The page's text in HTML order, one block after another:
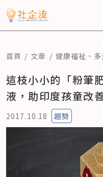
首頁 文章 健康福祉 、
這枝小小的「粉筆
液，助印度孩童改
2017.10.18 趨勢